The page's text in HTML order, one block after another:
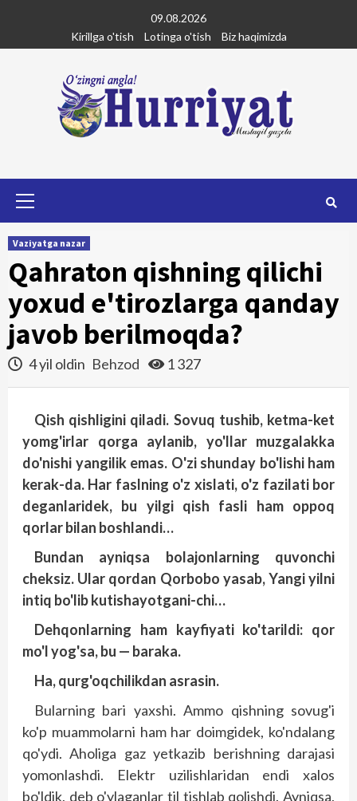
content
09.08.2026
Kirillga o'tish
Lotinga o'tish Biz haqimizda
Vaziyatga nazar
Qahraton qishning qilichi
yoxud e'tirozlarga qanday
javob berilmoqda?
4 yil oldin Behzod 1 327
Qish qishligini qiladi. Sovuq tushib, ketma-ket
yomg'irlar qorga aylanib, yo'llar muzgalakka
do'nishi yangilik emas. O'zi shunday bo'lishi ham
kerak-da. Har faslning o'z xislati, o'z fazilati bor
deganlaridek, bu yilgi qish fasli ham oppoq
qorlar bilan boshlandi…
Bundan ayniqsa bolajonlarning quvonchi
cheksiz. Ular qordan Qorbobo yasab, Yangi yilni
intiq bo'lib kutishayotgani-chi…
Dehqonlarning ham kayfiyati ko'tarildi: qor
mo'l yog'sa, bu — baraka.
Ha, qurg'oqchilikdan asrasin.
Bularning bari yaxshi. Ammo qishning sovug'i
ko'p muammolarni ham har doimgidek, ko'ndalang
qo'ydi. Aholiga gaz yetkazib berishning darajasi
yomonlashdi. Elektr uzilishlaridan endi xalos
bo'ldik, deb o'ylaganlar til tishlab qolishdi. Ayniqsa,